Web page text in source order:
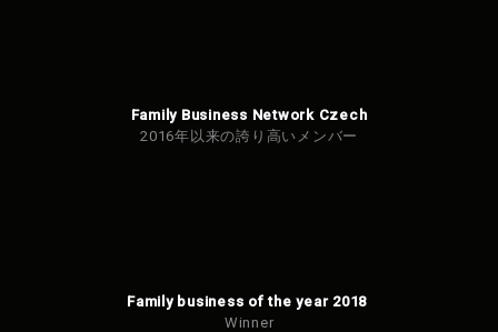
Family Business Network Czech
2016年以来の誇り高いメンバー
Family business of the year 2018
Winner